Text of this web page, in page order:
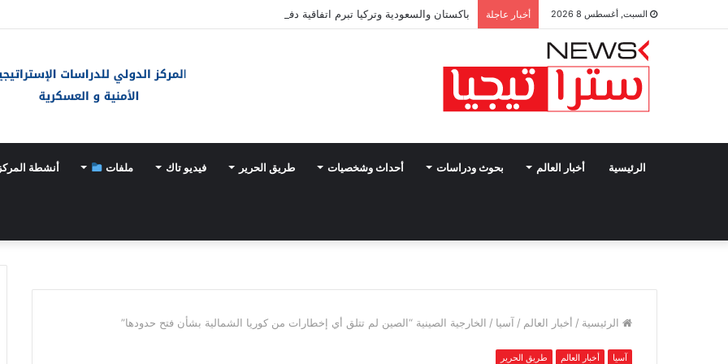
السبت, أغسطس 8 2026 أخبار عاجلة باكستان والسعودية وتركيا تبرم اتفاقية دفاع مشترك
الرئيسية أخبار العالم بحوث ودراسات أحداث وشخصيات طريق الحرير فيديو تاك ملفات أنشطة المركز
الرئيسية / أخبار العالم / آسيا / الخارجية الصينية “الصين لم تتلق أي إخطارات من كوريا الشمالية بشأن فتح حدودها”
آسيا أخبار العالم طريق الحرير